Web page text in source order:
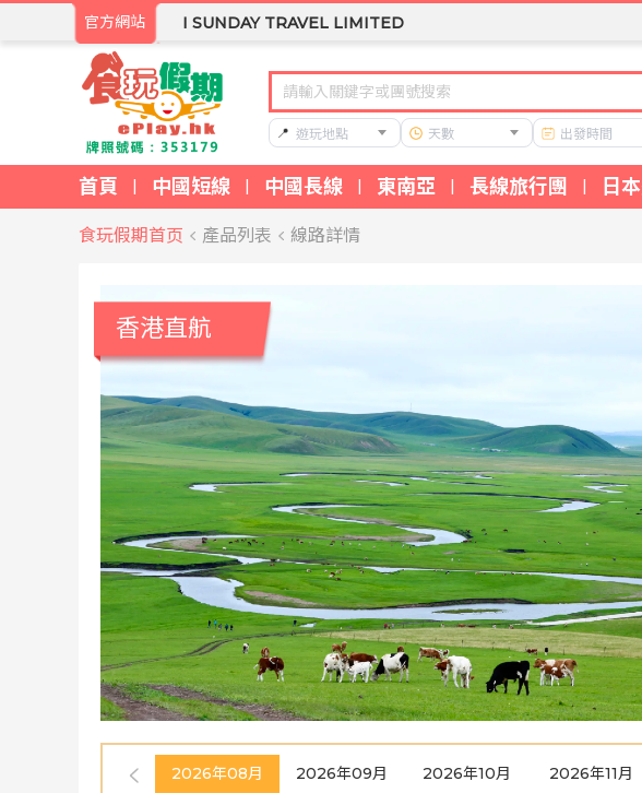
官方網站 I SUNDAY TRAVEL LIMITED
📍 遊玩地點 天數 出發時間
首頁 | 中國短線 | 中國長線 | 東南亞 | 長線旅行團 | 日
食玩假期首页 產品列表 線路詳情
香港直航
2026年08月 2026年09月 2026年10月 2026年11月